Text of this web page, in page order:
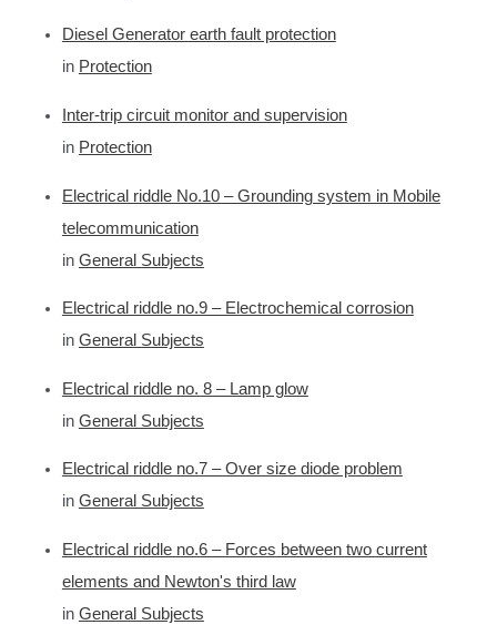
Diesel Generator earth fault protection
in Protection
Inter-trip circuit monitor and supervision
in Protection
Electrical riddle No.10 – Grounding system in Mobile
telecommunication
in General Subjects
Electrical riddle no.9 – Electrochemical corrosion
in General Subjects
Electrical riddle no. 8 – Lamp glow
in General Subjects
Electrical riddle no.7 – Over size diode problem
in General Subjects
Electrical riddle no.6 – Forces between two current
elements and Newton's third law
in General Subjects